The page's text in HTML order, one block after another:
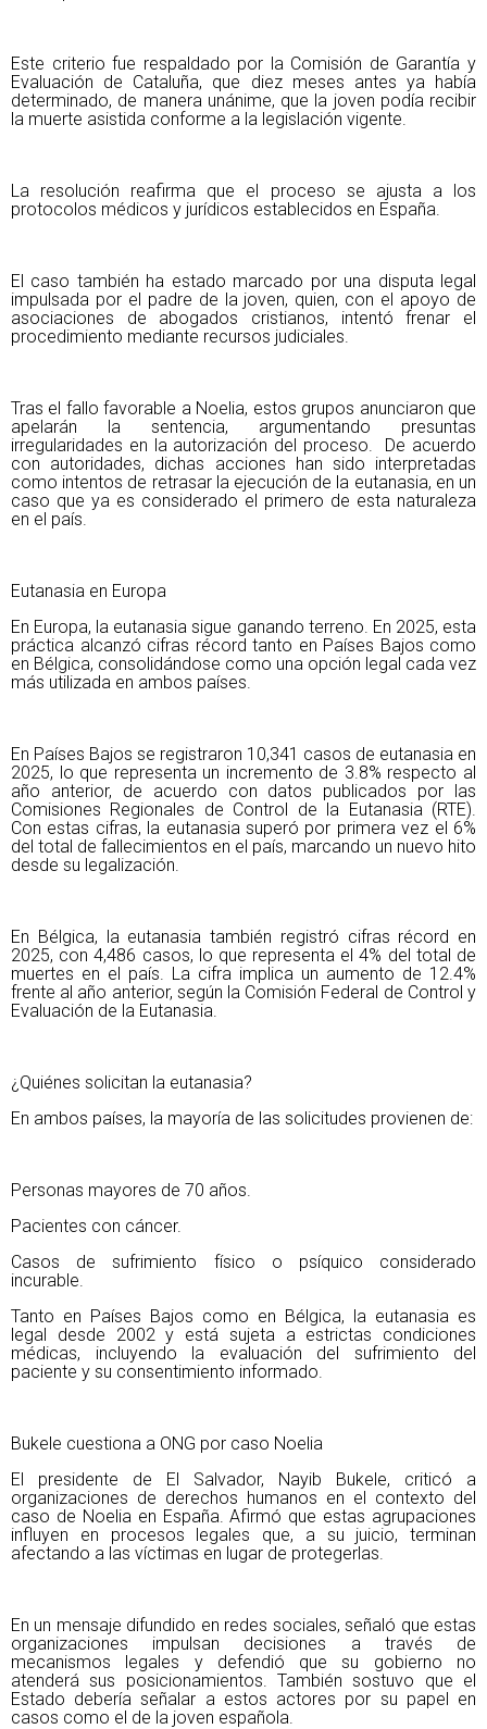
Este criterio fue respaldado por la Comisión de Garantía y
Evaluación de Cataluña, que diez meses antes ya había
determinado, de manera unánime, que la joven podía recibir
la muerte asistida conforme a la legislación vigente.
La resolución reafirma que el proceso se ajusta a los
protocolos médicos y jurídicos establecidos en España.
El caso también ha estado marcado por una disputa legal
impulsada por el padre de la joven, quien, con el apoyo de
asociaciones de abogados cristianos, intentó frenar el
procedimiento mediante recursos judiciales.
Tras el fallo favorable a Noelia, estos grupos anunciaron que
apelarán la sentencia, argumentando presuntas
irregularidades en la autorización del proceso. De acuerdo
con autoridades, dichas acciones han sido interpretadas
como intentos de retrasar la ejecución de la eutanasia, en un
caso que ya es considerado el primero de esta naturaleza
en el país.
Eutanasia en Europa
En Europa, la eutanasia sigue ganando terreno. En 2025, esta
práctica alcanzó cifras récord tanto en Países Bajos como
en Bélgica, consolidándose como una opción legal cada vez
más utilizada en ambos países.
En Países Bajos se registraron 10,341 casos de eutanasia en
2025, lo que representa un incremento de 3.8% respecto al
año anterior, de acuerdo con datos publicados por las
Comisiones Regionales de Control de la Eutanasia (RTE).
Con estas cifras, la eutanasia superó por primera vez el 6%
del total de fallecimientos en el país, marcando un nuevo hito
desde su legalización.
En Bélgica, la eutanasia también registró cifras récord en
2025, con 4,486 casos, lo que representa el 4% del total de
muertes en el país. La cifra implica un aumento de 12.4%
frente al año anterior, según la Comisión Federal de Control y
Evaluación de la Eutanasia.
¿Quiénes solicitan la eutanasia?
En ambos países, la mayoría de las solicitudes provienen de:
Personas mayores de 70 años.
Pacientes con cáncer.
Casos de sufrimiento físico o psíquico considerado
incurable.
Tanto en Países Bajos como en Bélgica, la eutanasia es
legal desde 2002 y está sujeta a estrictas condiciones
médicas, incluyendo la evaluación del sufrimiento del
paciente y su consentimiento informado.
Bukele cuestiona a ONG por caso Noelia
El presidente de El Salvador, Nayib Bukele, criticó a
organizaciones de derechos humanos en el contexto del
caso de Noelia en España. Afirmó que estas agrupaciones
influyen en procesos legales que, a su juicio, terminan
afectando a las víctimas en lugar de protegerlas.
En un mensaje difundido en redes sociales, señaló que estas
organizaciones impulsan decisiones a través de
mecanismos legales y defendió que su gobierno no
atenderá sus posicionamientos. También sostuvo que el
Estado debería señalar a estos actores por su papel en
casos como el de la joven española.